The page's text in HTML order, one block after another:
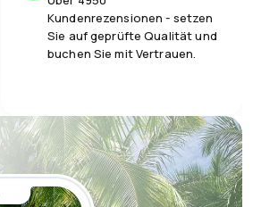
Kundenrezensionen - setzen
Sie auf geprüfte Qualität und
buchen Sie mit Vertrauen.